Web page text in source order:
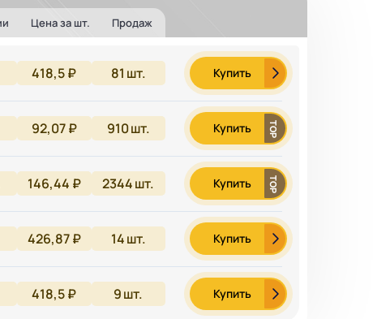
Цена за шт. Продаж
418,5 ₽ 81 шт. Купить
92,07 ₽ 910шт. Купить
146,44 ₽ 2344шт. Купить
426,87 ₽ 14шт. Купить
418,5 ₽ 9шт. Купить